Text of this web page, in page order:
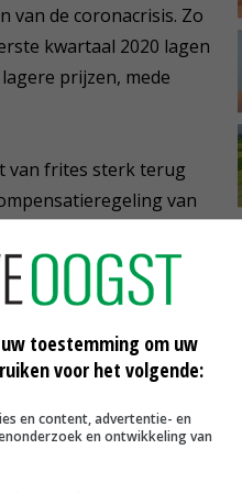
van de coronacrisis. Zo
kwartaal 2020 lagen
prijzen, mede
van frites sterk terug
van
opgesteld.
Noordwest-Europa
van 2020.
getemperd wat juist
oogst 2020. De
toestemming om uw
voor het volgende:
en content, advertentie- en
en ontwikkeling van